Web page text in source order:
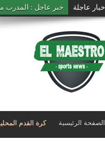
أخبار عاجلة خبر عاجل : المدرب
الصفحة الرئيسية كرة القدم